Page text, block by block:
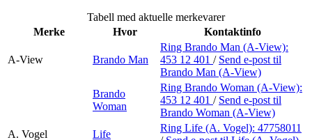
Praktisk informasjon
Ledige stillinger
Tabell med aktuelle merkevarer
Merke
Hvor Kontaktinfo
A-View Brando Man
Ring Brando Man (A-View):
453 12 401 / Send e-post til
Brando Man (A-View)
Brando
Woman
Ring Brando Woman (A-View):
453 12 401 / Send e-post til
Brando Woman (A-View)
A. Vogel
Life
Ring Life (A. Vogel): 47758011